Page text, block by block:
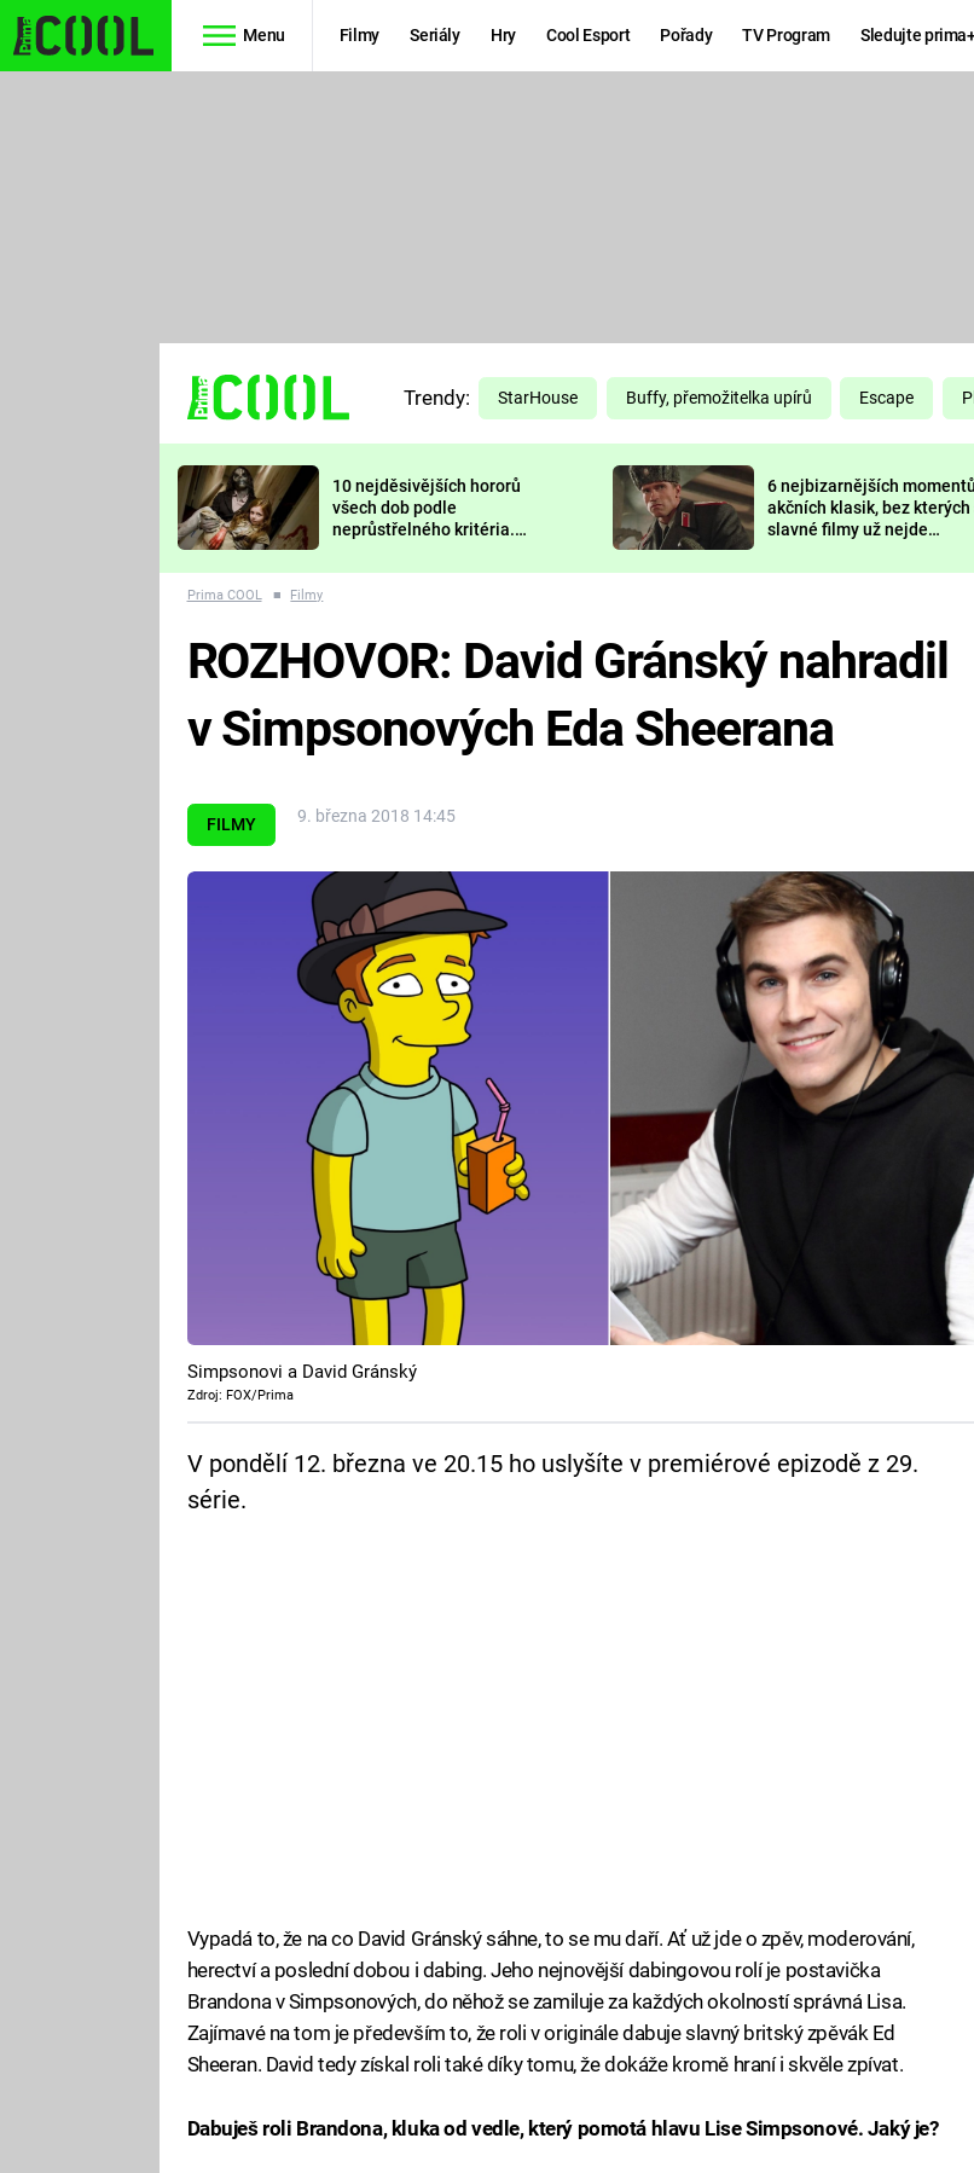
Menu Filmy Seriály Hry Cool Esport Pořady TV Program Sledujte
TŘESKU
FUTURAMA
PREDÁTOR
DELIVERANCE
Trendy: StarHouse Buffy, přemožitelka upírů Escape
10 nejděsivějších hororů
všech dob podle
neprůstřelného kritéria.
nejvíc zvednou tep?
6 nejbizarnějších
akčních klasik, bez kterých
slavné filmy už nejde
Prima COOL ■ Filmy
FILMY 9. března 2018 14:45
ROZHOVOR: David Gránský nahradil
v Simpsonových Eda Sheerana
Simpsonovi a David Gránský
Zdroj: FOX/Prima
V pondělí 12. března ve 20.15 ho uslyšíte v premiérové epizodě z 29.
série.
Vypadá to, že na co David Gránský sáhne, to se mu daří. Ať už jde o zpěv, moderování,
herectví a poslední dobou i dabing. Jeho nejnovější dabingovou rolí je postavička
Brandona v Simpsonových, do něhož se zamiluje za každých okolností správná Lisa.
Zajímavé na tom je především to, že roli v originále dabuje slavný britský zpěvák Ed
Sheeran. David tedy získal roli také díky tomu, že dokáže kromě hraní i skvěle zpívat.
Dabuješ roli Brandona, kluka od vedle, který pomotá hlavu Lise Simpsonové. Jaký je?